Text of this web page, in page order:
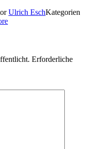
Ulrich EschKategorien
Erforderliche